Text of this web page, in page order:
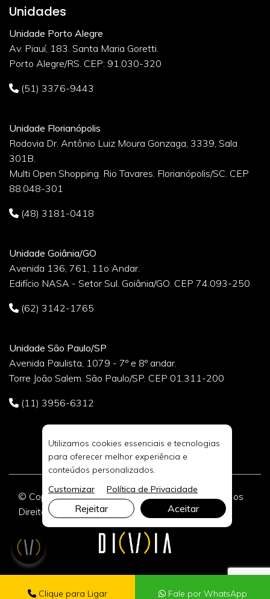
Unidades
Unidade Porto Alegre
Av. Piauí, 183. Santa Maria Goretti.
Porto Alegre/RS. CEP: 91.030-320
(51) 3376-9443
Unidade Florianópolis
Rodovia Dr. Antônio Luiz Moura Gonzaga, 3339, Sala
301B.
Multi Open Shopping. Rio Tavares. Florianópolis/SC. CEP
88.048-301
(48) 3181-0418
Unidade Goiânia/GO
Avenida 136, 761, 11o Andar.
Edifício NASA - Setor Sul. Goiânia/GO. CEP 74.093-250
(62) 3142-1765
Unidade São Paulo/SP
Avenida Paulista, 1079 - 7º e 8º andar.
Torre João Salem. São Paulo/SP. CEP 01.311-200
(11) 3956-6312
© Copyright 2026 DIVIA Marketing Digital. Todos os
Direitos Reservados.
Clique para Ligar Fale por WhatsApp
Utilizamos cookies essenciais e tecnologias
para oferecer melhor experiência e
conteúdos personalizados.
Customizar
Política de Privacidade
Rejeitar Aceitar